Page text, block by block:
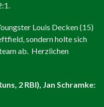
Louis Decken (15)
sondern holte sich
ab. Herzlichen
2 RBI), Jan Schramke: